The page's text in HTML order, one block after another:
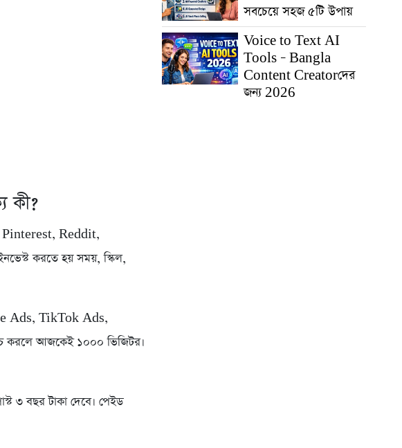
কী?
Reddit,
করতে হয় সময়, স্কিল,
Ads, TikTok Ads,
করলে আজকেই ১০০০ ভিজিটর।
৩ বছর টাকা দেবে। পেইড
সবচেয়ে সহজ ৫টি উপায়
Voice to Text AI
Tools – Bangla
Content Creatorদের
জন্য 2026